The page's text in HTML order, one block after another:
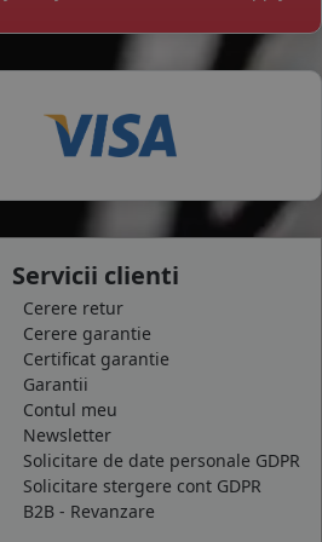
Servicii clienti
Cerere retur
Cerere garantie
Certificat garantie
Garantii
Contul meu
Newsletter
Solicitare de date personale GDPR
Solicitare stergere cont GDPR
B2B - Revanzare